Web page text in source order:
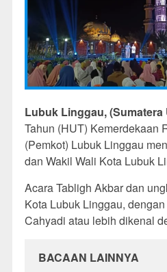
Lubuk Linggau, (Sumatera
Tahun (HUT) Kemerdekaan
(Pemkot) Lubuk Linggau
dan Wakil Wali Kota Lubuk
Acara Tabligh Akbar dan
Kota Lubuk Linggau,
Cahyadi atau lebih dikenal
BACAAN LAINNYA